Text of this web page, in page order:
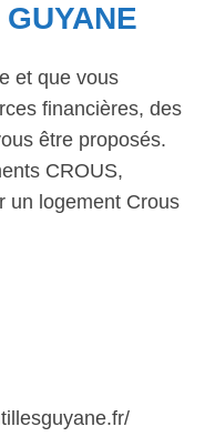
et que vous
financières, des
être proposés.
CROUS,
un logement Crous